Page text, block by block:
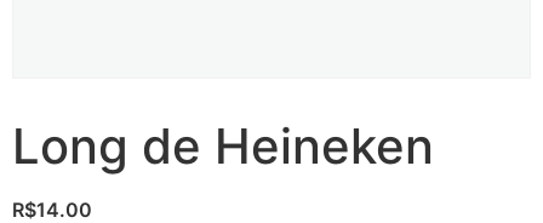
Long de Heineken
R$14.00